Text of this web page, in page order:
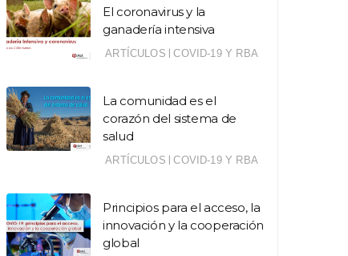
El coronavirus y la
ganadería intensiva
ARTÍCULOS | COVID-19 Y RBA
La comunidad es el
corazón del sistema de
salud
ARTÍCULOS | COVID-19 Y RBA
Principios para el acceso, la
innovación y la cooperación
global